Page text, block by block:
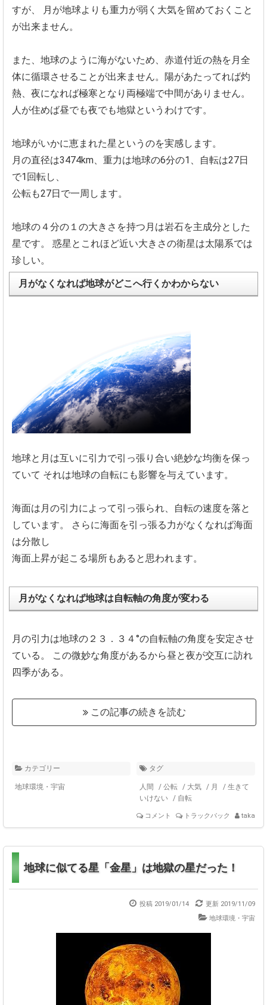
すが、
月が地球よりも重力が弱く大気を留めておくこと
が出来ません。
また、地球のように海がないため、赤道付近の熱を月全
体に循環させることが出来ません。陽があたってれば灼
熱、夜になれば極寒となり両極端で中間がありません。
人が住めば昼でも夜でも地獄というわけです。
地球がいかに恵まれた星というのを実感します。
月の直径は3474km、重力は地球の6分の1、自転は27日
で1回転し、
公転も27日で一周します。
地球の４分の１の大きさを持つ月は岩石を主成分とした
星です。
惑星とこれほど近い大きさの衛星は太陽系では
珍しい。
月がなくなれば地球がどこへ行くかわからない
地球と月は互いに引力で引っ張り合い絶妙な均衡を保っ
ていて それは地球の自転にも影響を与えています。
海面は月の引力によって引っ張られ、自転の速度を落と
しています。
さらに海面を引っ張る力がなくなれば海面
は分散し
海面上昇が起こる場所もあると思われます。
月がなくなれば地球は自転軸の角度が変わる
月の引力は地球の２３．３４°の自転軸の角度を安定させ
ている。
この微妙な角度があるから昼と夜が交互に訪れ
四季がある。
この記事の続きを読む
カテゴリー
地球環境・宇宙
タグ
人間 / 公転 / 大気 / 月 / 生きて
いけない / 自転
コメント トラックバック taka
地球に似てる星「金星」は地獄の星だった！
投稿 2019/01/14 更新 2019/11/09
地球環境・宇宙